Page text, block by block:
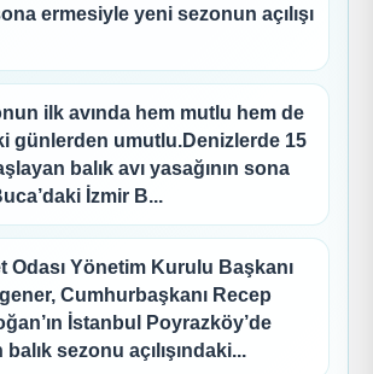
ermesiyle yeni sezonun açılışı
ilk avında hem mutlu hem de
günlerden umutlu.Denizlerde 15
balık avı yasağının sona
İzmir B...
Odası Yönetim Kurulu Başkanı
Cumhurbaşkanı Recep
İstanbul Poyrazköy’de
sezonu açılışındaki...